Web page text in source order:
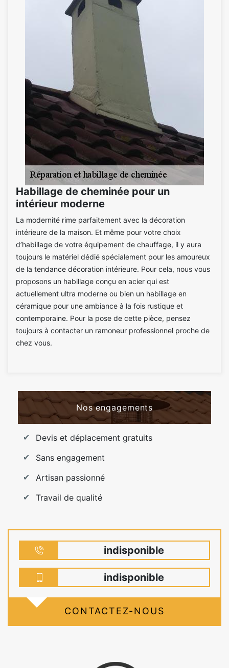
Habillage de cheminée pour un
intérieur moderne
La modernité rime parfaitement avec la décoration
intérieure de la maison. Et même pour votre choix
d’habillage de votre équipement de chauffage, il y aura
toujours le matériel dédié spécialement pour les amoureux
de la tendance décoration intérieure. Pour cela, nous vous
proposons un habillage conçu en acier qui est
actuellement ultra moderne ou bien un habillage en
céramique pour une ambiance à la fois rustique et
contemporaine. Pour la pose de cette pièce, pensez
toujours à contacter un ramoneur professionnel proche de
chez vous.
Nos engagements
Devis et déplacement gratuits
Sans engagement
Artisan passionné
Travail de qualité
indisponible
indisponible
CONTACTEZ-NOUS